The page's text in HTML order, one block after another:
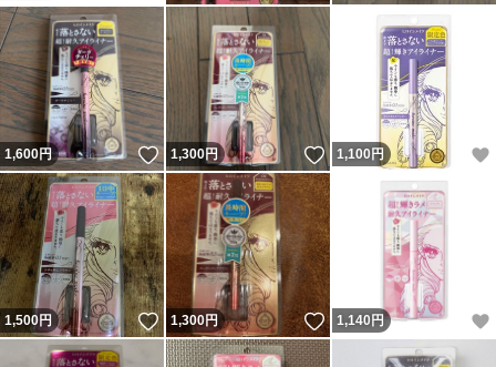
1,600円 いいね！
1,300円 いいね！
1,100 円
1,500円 いいね！
1,300円 いいね！
1,140 円